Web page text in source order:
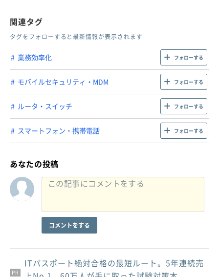
関連タグ
タグをフォローすると最新情報が表示されます
業務効率化 フォローする
モバイルセキュリティ・MDM フォローする
ルータ・スイッチ フォローする
スマートフォン・携帯電話 フォローする
あなたの投稿
コメントをする
PR
PR
PR
ITパスポート絶対合格の最短ルート。5年連続売